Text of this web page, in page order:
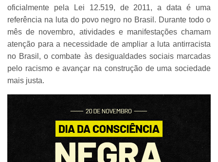
oficialmente pela Lei 12.519, de 2011, a data é uma
referência na luta do povo negro no Brasil. Durante todo o
mês de novembro, atividades e manifestações chamam
atenção para a necessidade de ampliar a luta antirracista
no Brasil, o combate às desigualdades sociais marcadas
pelo racismo e avançar na construção de uma sociedade
mais justa.